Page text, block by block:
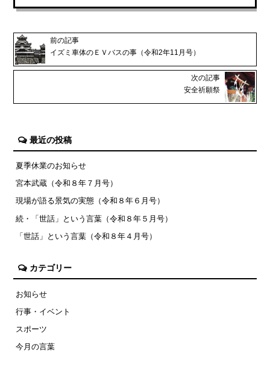
前の記事
イズミ車体のＥＶバスの事（令和2年11月号）
次の記事
安全祈願祭
最近の投稿
夏季休業のお知らせ
宮本武蔵（令和８年７月号）
現場が語る景気の実態（令和８年６月号）
続・「世話」という言葉（令和８年５月号）
「世話」という言葉（令和８年４月号）
カテゴリー
お知らせ
行事・イベント
スポーツ
今月の言葉